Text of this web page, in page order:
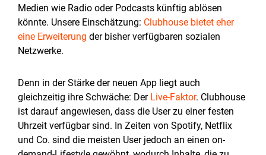
Medien wie Radio oder Podcasts künftig ablösen
könnte. Unsere Einschätzung: Clubhouse bietet eher
eine Erweiterung der bisher verfügbaren sozialen
Netzwerke.
Denn in der Stärke der neuen App liegt auch
gleichzeitig ihre Schwäche: Der Live-Faktor. Clubhouse
ist darauf angewiesen, dass die User zu einer festen
Uhrzeit verfügbar sind. In Zeiten von Spotify, Netflix
und Co. sind die meisten User jedoch an einen on-